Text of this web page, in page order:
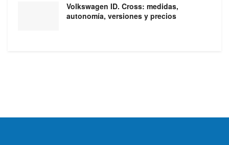
Volkswagen ID. Cross: medidas,
autonomía, versiones y precios